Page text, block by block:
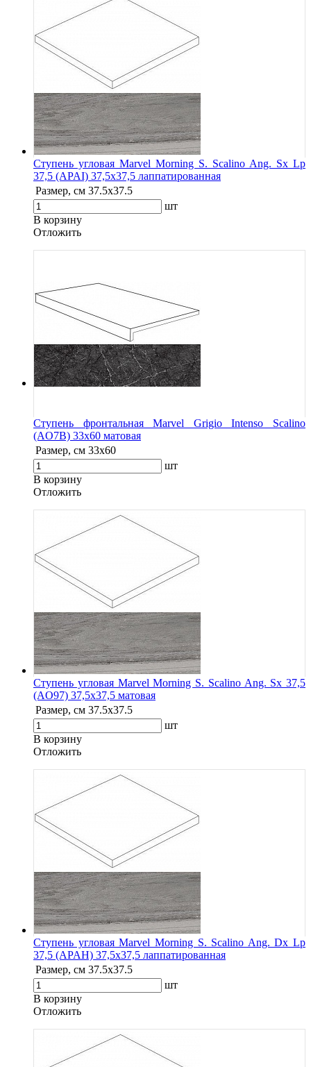
Ступень угловая Marvel Morning S. Scalino Ang. Sx Lp
37,5 (APAI) 37,5x37,5 лаппатированная
Размер, см 37.5x37.5
шт
В корзину
Oтложить
Ступень фронтальная Marvel Grigio Intenso Scalino
(AO7B) 33x60 матовая
Размер, см 33x60
шт
В корзину
Oтложить
Ступень угловая Marvel Morning S. Scalino Ang. Sx 37,5
(AO97) 37,5x37,5 матовая
Размер, см 37.5x37.5
шт
В корзину
Oтложить
Ступень угловая Marvel Morning S. Scalino Ang. Dx Lp
37,5 (APAH) 37,5x37,5 лаппатированная
Размер, см 37.5x37.5
шт
В корзину
Oтложить